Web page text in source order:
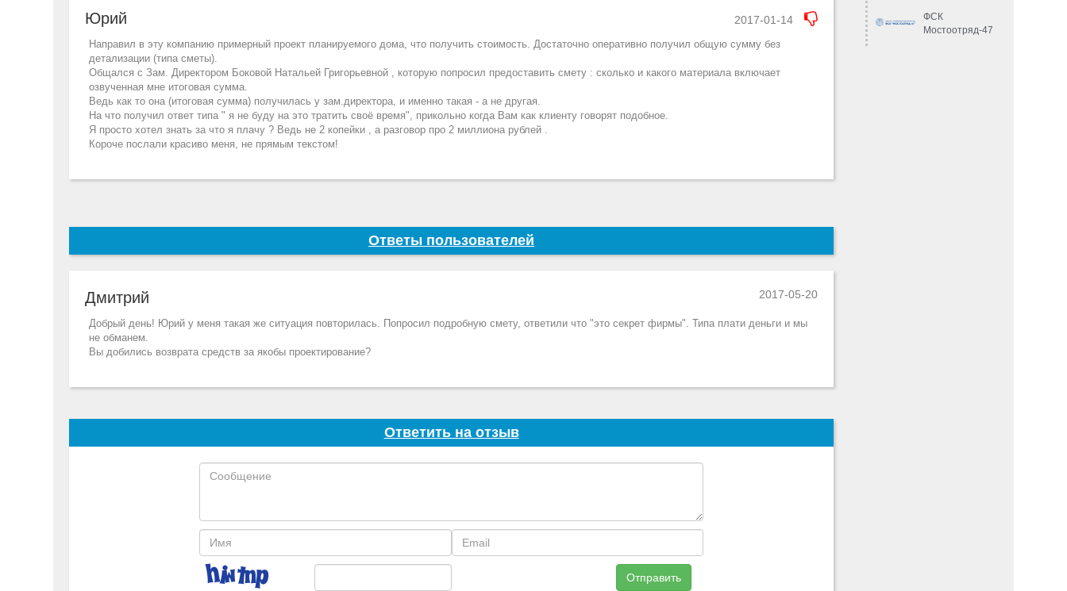
Юрий 2017-01-14
Направил в эту компанию примерный проект планируемого дома, что получить стоимость. Достаточно оперативно получил общую сумму без
детализации (типа сметы).
Общался с Зам. Директором Боковой Натальей Григорьевной , которую попросил предоставить смету : сколько и какого материала включает
озвученная мне итоговая сумма.
Ведь как то она (итоговая сумма) получилась у зам.директора, и именно такая - а не другая.
На что получил ответ типа " я не буду на это тратить своё время", прикольно когда Вам как клиенту говорят подобное.
Я просто хотел знать за что я плачу ? Ведь не 2 копейки , а разговор про 2 миллиона рублей .
Короче послали красиво меня, не прямым текстом!
Ответы пользователей
Дмитрий 2017-05-20
Добрый день! Юрий у меня такая же ситуация повторилась. Попросил подробную смету, ответили что "это секрет фирмы". Типа плати деньги и мы
не обманем.
Вы добились возврата средств за якобы проектирование?
Ответить на отзыв
Отправить
ФСК
Мостоотряд-47